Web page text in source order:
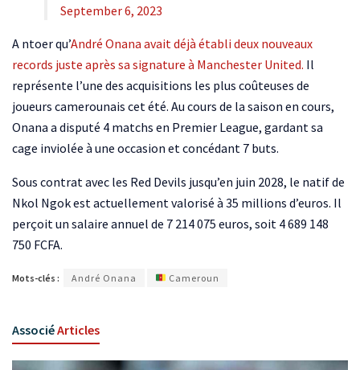
September 6, 2023
A ntoer qu’André Onana avait déjà établi deux nouveaux
records juste après sa signature à Manchester United. Il
représente l’une des acquisitions les plus coûteuses de
joueurs camerounais cet été. Au cours de la saison en cours,
Onana a disputé 4 matchs en Premier League, gardant sa
cage inviolée à une occasion et concédant 7 buts.
Sous contrat avec les Red Devils jusqu’en juin 2028, le natif de
Nkol Ngok est actuellement valorisé à 35 millions d’euros. Il
perçoit un salaire annuel de 7 214 075 euros, soit 4 689 148
750 FCFA.
Mots-clés : André Onana Cameroun
AssociéArticles